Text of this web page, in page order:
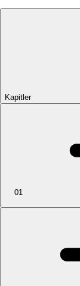
Kapitler
01